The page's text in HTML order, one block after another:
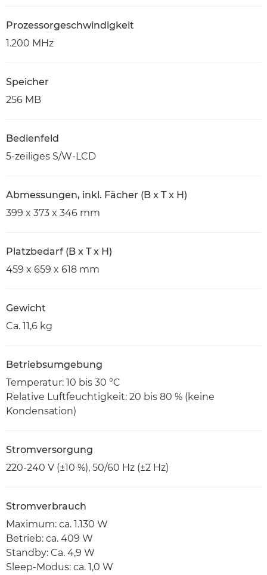
Prozessorgeschwindigkeit
1.200 MHz
Speicher
256 MB
Bedienfeld
5-zeiliges S/W-LCD
Abmessungen, inkl. Fächer (B x T x H)
399 x 373 x 346 mm
Platzbedarf (B x T x H)
459 x 659 x 618 mm
Gewicht
Ca. 11,6 kg
Betriebsumgebung
Temperatur: 10 bis 30 °C
Relative Luftfeuchtigkeit: 20 bis 80 % (keine
Kondensation)
Stromversorgung
220-240 V (±10 %), 50/60 Hz (±2 Hz)
Stromverbrauch
Maximum: ca. 1.130 W
Betrieb: ca. 409 W
Standby: Ca. 4,9 W
Sleep-Modus: ca. 1,0 W